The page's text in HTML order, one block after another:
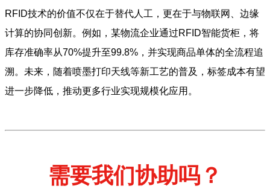
RFID技术的价值不仅在于替代人工，更在于与物联网、边缘
计算的协同创新。例如，某物流企业通过RFID智能货柜，将
库存准确率从70%提升至99.8%，并实现商品单体的全流程追
溯。未来，随着喷墨打印天线等新工艺的普及，标签成本有望
进一步降低，推动更多行业实现规模化应用。
需要我们协助吗？